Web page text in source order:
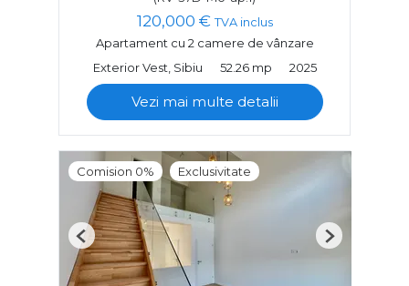
120,000 € TVA inclus
Apartament cu 2 camere de vânzare
Exterior Vest, Sibiu
52.26 mp 2025
Vezi mai multe detalii
Comision 0% Exclusivitate
Previous Next